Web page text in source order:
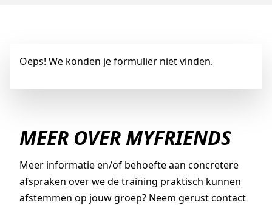
MEER OVER MYFRIENDS
Meer informatie en/of behoefte aan concretere
afspraken over we de training praktisch kunnen
afstemmen op jouw groep? Neem gerust contact
Oeps! We konden je formulier niet vinden.